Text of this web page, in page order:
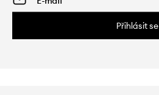
Přihlásit se